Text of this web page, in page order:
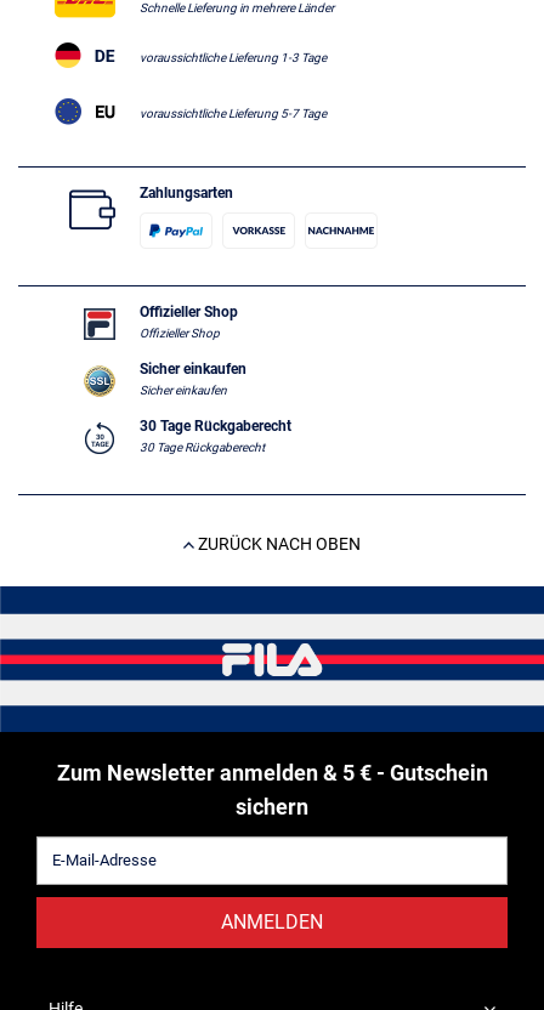
Schnelle Lieferung in mehrere Länder
voraussichtliche Lieferung 1-3 Tage
voraussichtliche Lieferung 5-7 Tage
Zahlungsarten
Offizieller Shop
Offizieller Shop
Sicher einkaufen
Sicher einkaufen
30 Tage Rückgaberecht
30 Tage Rückgaberecht
ZURÜCK NACH OBEN
Zum Newsletter anmelden & 5 € - Gutschein
sichern
ANMELDEN